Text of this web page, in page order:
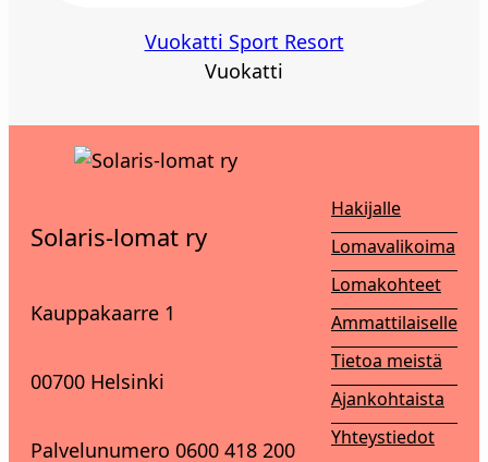
Vuokatti Sport Resort
Vuokatti
Solaris-lomat ry
Kauppakaarre 1
00700 Helsinki
Palvelunumero 0600 418 200
Hakijalle
Lomavalikoima
Lomakohteet
Ammattilaiselle
Tietoa meistä
Ajankohtaista
Yhteystiedot